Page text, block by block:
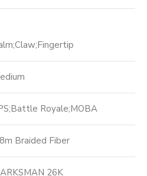
Royale;MOBA
Braided Fiber
26K